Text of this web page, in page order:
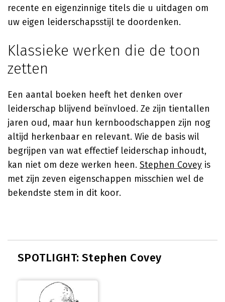
recente en eigenzinnige titels die u uitdagen om
uw eigen leiderschapsstijl te doordenken.
Klassieke werken die de toon
zetten
Een aantal boeken heeft het denken over
leiderschap blijvend beïnvloed. Ze zijn tientallen
jaren oud, maar hun kernboodschappen zijn nog
altijd herkenbaar en relevant. Wie de basis wil
begrijpen van wat effectief leiderschap inhoudt,
kan niet om deze werken heen. Stephen Covey is
met zijn zeven eigenschappen misschien wel de
bekendste stem in dit koor.
SPOTLIGHT: Stephen Covey